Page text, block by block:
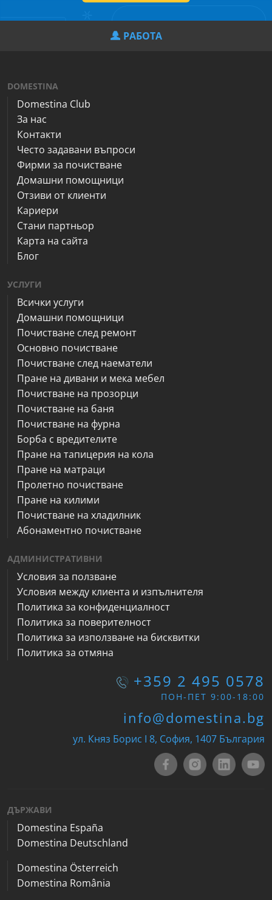
РАБОТА
DOMESTINA
Domestina Club
За нас
Контакти
Често задавани въпроси
Фирми за почистване
Домашни помощници
Отзиви от клиенти
Кариери
Стани партньор
Карта на сайта
Блог
УСЛУГИ
Всички услуги
Домашни помощници
Почистване след ремонт
Основно почистване
Почистване след наематели
Пране на дивани и мека мебел
Почистване на прозорци
Почистване на баня
Почистване на фурна
Борба с вредителите
Пране на тапицерия на кола
Пране на матраци
Пролетно почистване
Пране на килими
Почистване на хладилник
Абонаментно почистване
АДМИНИСТРАТИВНИ
Условия за ползване
Условия между клиента и изпълнителя
Политика за конфиденциалност
Политика за поверителност
Политика за използване на бисквитки
Политика за отмяна
+359 2 495 0578
ПОН-ПЕТ 9:00-18:00
info@domestina.bg
ул. Княз Борис I 8, София, 1407 България
ДЪРЖАВИ
Domestina España
Domestina Deutschland
Domestina Österreich
Domestina România